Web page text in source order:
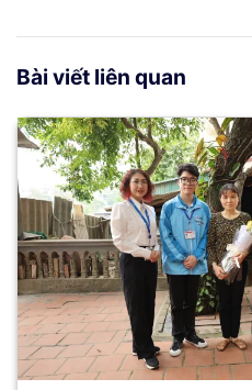
Bài viết liên quan